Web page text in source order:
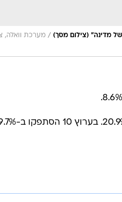
מדינה" (צילום מסך) / מערכת וואלה,
בגזרת החדשות: מהדורת החדשות המרכזית של ערוץ 2 עם 20.9%. בערוץ